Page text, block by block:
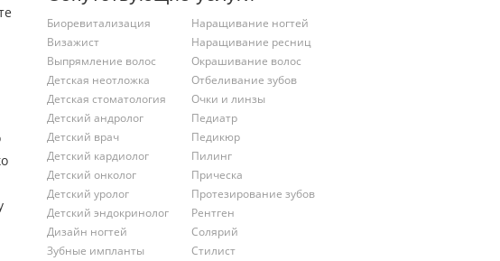
Биоревитализация
Визажист
Выпрямление волос
Детская неотложка
Детская стоматология
Детский андролог
Детский врач
Детский кардиолог
Детский онколог
Детский уролог
Детский эндокринолог
Дизайн ногтей
Зубные импланты
Наращивание ногтей
Наращивание ресниц
Окрашивание волос
Отбеливание зубов
Очки и линзы
Педиатр
Педикюр
Пилинг
Прическа
Протезирование зубов
Рентген
Солярий
Стилист